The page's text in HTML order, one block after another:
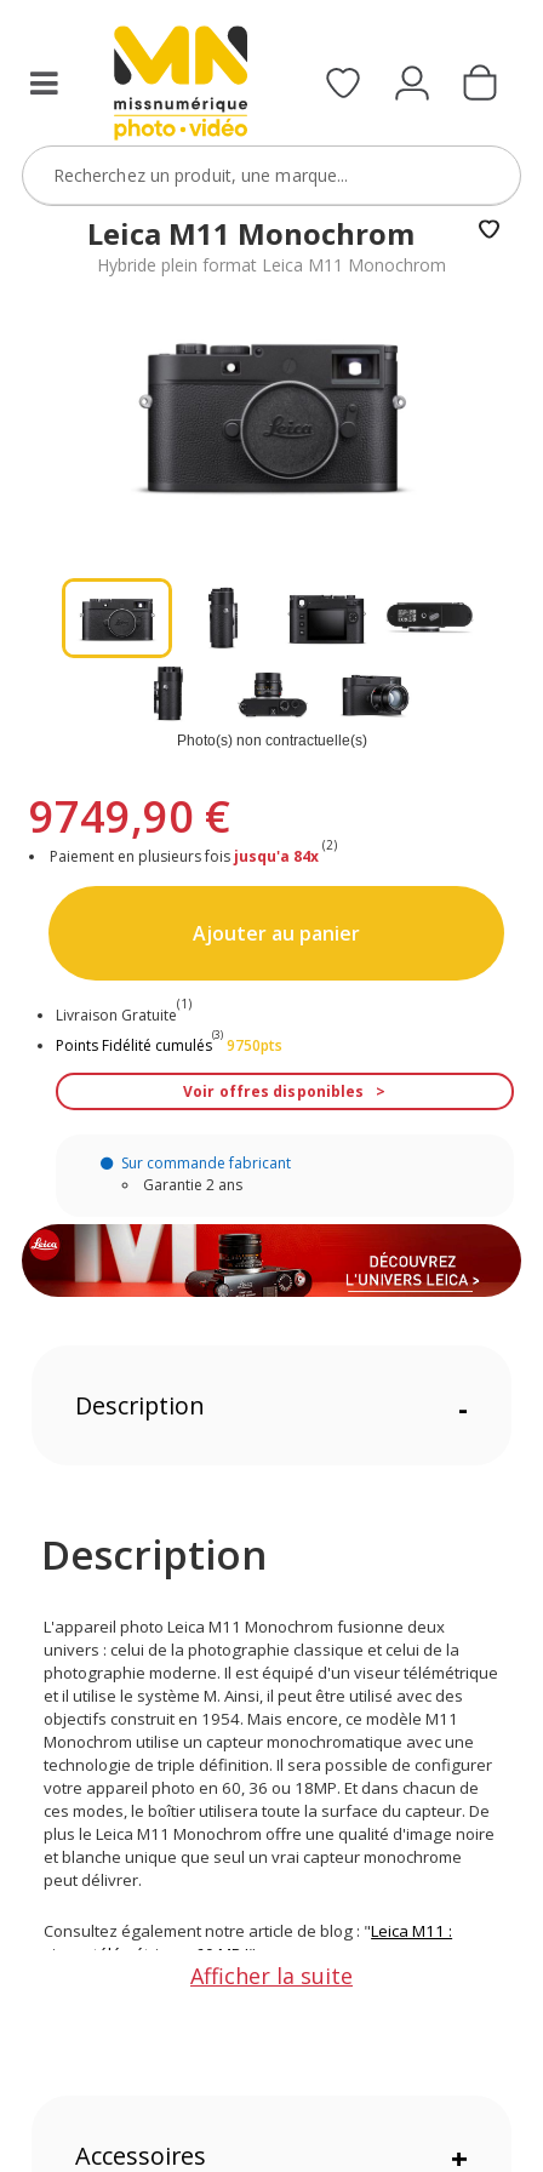
compact,
bridge
ou
étanche)
BoitierBatterie5
Leica M11 Monochrom
Hybride plein format Leica M11 Monochrom
Photo(s) non contractuelle(s)
9749,90 €
Paiement en plusieurs fois jusqu'a 84x
(2)
Ajouter au panier
Livraison Gratuite
(1)
Points Fidélité cumulés
(3)
9750pts
Voir offres disponibles
Sur commande fabricant
Garantie 2 ans
Description -
Description
L'appareil photo Leica M11 Monochrom fusionne deux
univers : celui de la photographie classique et celui de la
photographie moderne. Il est équipé d'un viseur télémétrique
et il utilise le système M. Ainsi, il peut être utilisé avec des
objectifs construit en 1954. Mais encore, ce modèle M11
Monochrom utilise un capteur monochromatique avec une
technologie de triple définition. Il sera possible de configurer
votre appareil photo en 60, 36 ou 18MP. Et dans chacun de
ces modes, le boîtier utilisera toute la surface du capteur. De
plus le Leica M11 Monochrom offre une qualité d'image noire
et blanche unique que seul un vrai capteur monochrome
peut délivrer.
Consultez également notre article de blog : "Leica M11 :
viseur télémétrique, 60 MP !"
Définition à 60, 36 ou 18MP et utilisation de l'intégralité du
Afficher la suite
Accessoires +